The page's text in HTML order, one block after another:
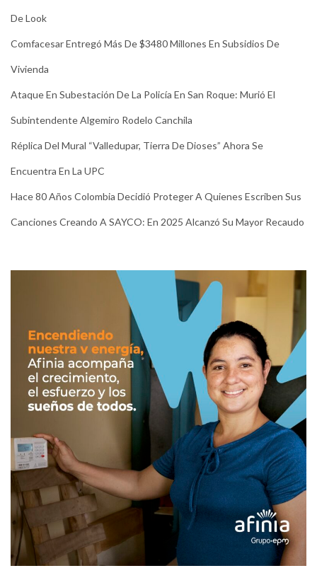
De Look
Comfacesar Entregó Más De $3480 Millones En Subsidios De
Vivienda
Ataque En Subestación De La Policía En San Roque: Murió El
Subintendente Algemiro Rodelo Canchila
Réplica Del Mural “Valledupar, Tierra De Dioses” Ahora Se
Encuentra En La UPC
Hace 80 Años Colombia Decidió Proteger A Quienes Escriben Sus
Canciones Creando A SAYCO: En 2025 Alcanzó Su Mayor Recaudo